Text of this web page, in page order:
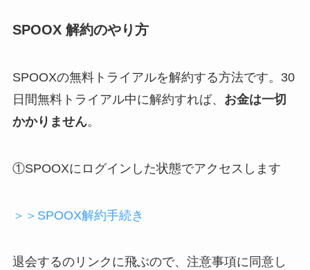
SPOOX 解約のやり方
SPOOXの無料トライアルを解約する方法です。30
日間無料トライアル中に解約すれば、 お金は一切
かかりません。
①SPOOXにログインした状態でアクセスします
＞＞SPOOX解約手続き
退会するのリンクに飛ぶので、注意事項に同意し